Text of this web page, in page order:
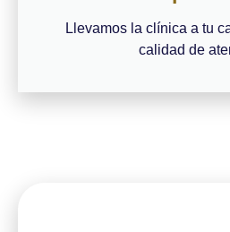
Llevamos la clínica a tu
calidad de